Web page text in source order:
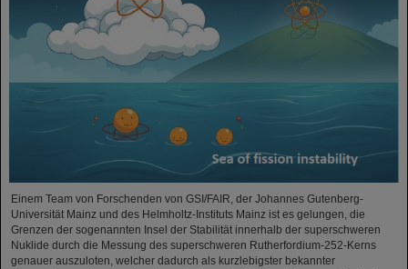
Einem Team von Forschenden von GSI/FAIR, der Johannes Gutenberg-
Universität Mainz und des Helmholtz-Instituts Mainz ist es gelungen, die
Grenzen der sogenannten Insel der Stabilität innerhalb der superschweren
Nuklide durch die Messung des superschweren Rutherfordium-252-Kerns
genauer auszuloten, welcher dadurch als kurzlebigster bekannter